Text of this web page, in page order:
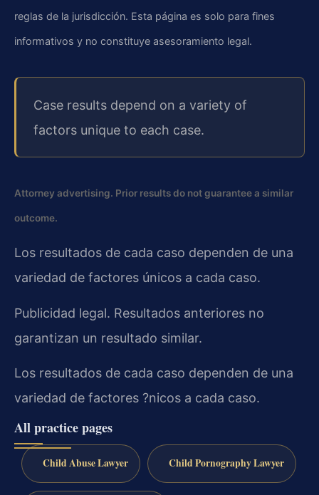
reglas de la jurisdicción. Esta página es solo para fines
informativos y no constituye asesoramiento legal.
Case results depend on a variety of
factors unique to each case.
Attorney advertising. Prior results do not guarantee a similar
outcome.
Los resultados de cada caso dependen de una
variedad de factores únicos a cada caso.
Publicidad legal. Resultados anteriores no
garantizan un resultado similar.
Los resultados de cada caso dependen de una
variedad de factores ?nicos a cada caso.
All practice pages
Child Abuse Lawyer Child Pornography Lawyer